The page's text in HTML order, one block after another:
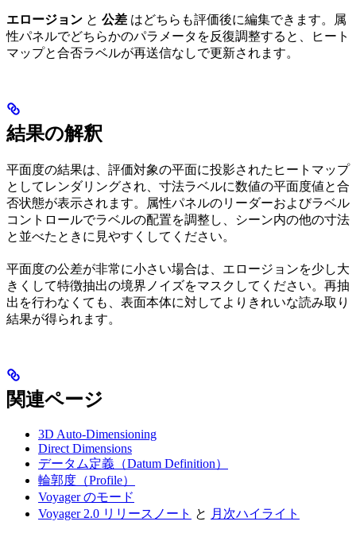
エロージョン と 公差 はどちらも評価後に編集できます。属
性パネルでどちらかのパラメータを反復調整すると、ヒート
マップと合否ラベルが再送信なしで更新されます。
結果の解釈
平面度の結果は、評価対象の平面に投影されたヒートマップ
としてレンダリングされ、寸法ラベルに数値の平面度値と合
否状態が表示されます。属性パネルのリーダーおよびラベル
コントロールでラベルの配置を調整し、シーン内の他の寸法
と並べたときに見やすくしてください。
平面度の公差が非常に小さい場合は、エロージョンを少し大
きくして特徴抽出の境界ノイズをマスクしてください。再抽
出を行わなくても、表面本体に対してよりきれいな読み取り
結果が得られます。
関連ページ
3D Auto-Dimensioning
Direct Dimensions
データム定義（Datum Definition）
輪郭度（Profile）
Voyager のモード
Voyager 2.0 リリースノート と 月次ハイライト